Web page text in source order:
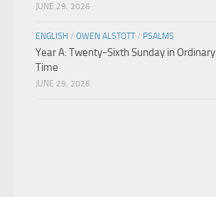
JUNE 29, 2026
ENGLISH / OWEN ALSTOTT/ PSALMS
Year A: Twenty-Sixth Sunday in Ordinary
Time
JUNE 29, 2026